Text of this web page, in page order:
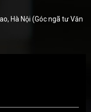
Hà Nội (Góc ngã tư Văn